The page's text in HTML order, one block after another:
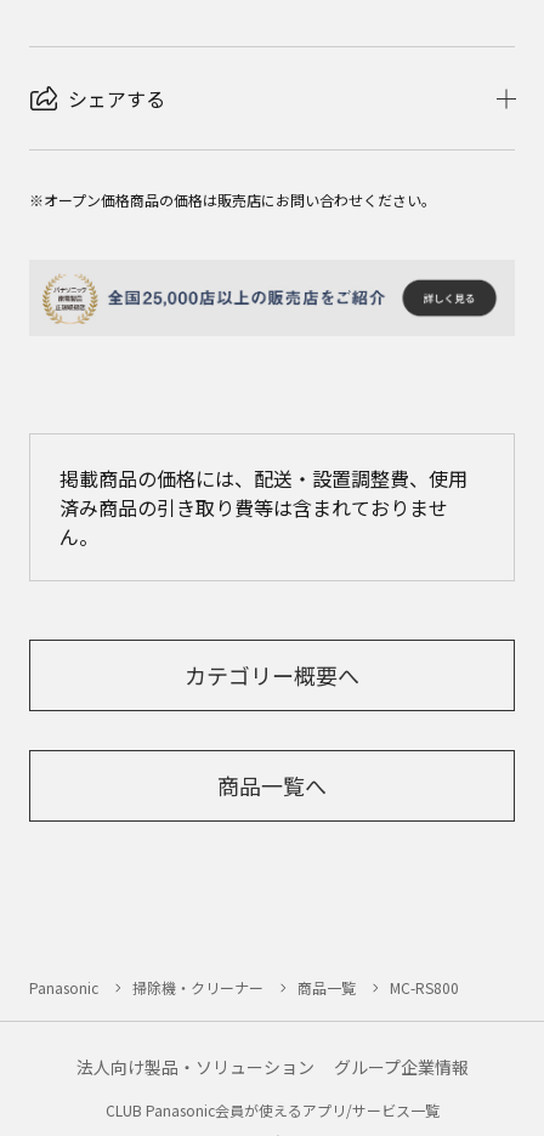
シェアする
※オープン価格商品の価格は販売店にお問い合わせください。
掲載商品の価格には、配送・設置調整費、使用
済み商品の引き取り費等は含まれておりませ
ん。
カテゴリー概要へ
商品一覧へ
Panasonic 掃除機・クリーナー 商品一覧 MC-RS800
法人向け製品・ソリューション グループ企業情報
CLUB Panasonic会員が使えるアプリ/サービス一覧